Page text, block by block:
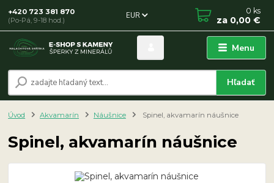
Menu
EUR
Hľadať
+420 723 381 870
(Po-Pá, 9-18 hod.)
0 ks
za 0,00 €
Úvod Akvamarín Náušnice Spinel, akvamarín náušnice
Spinel, akvamarín náušnice